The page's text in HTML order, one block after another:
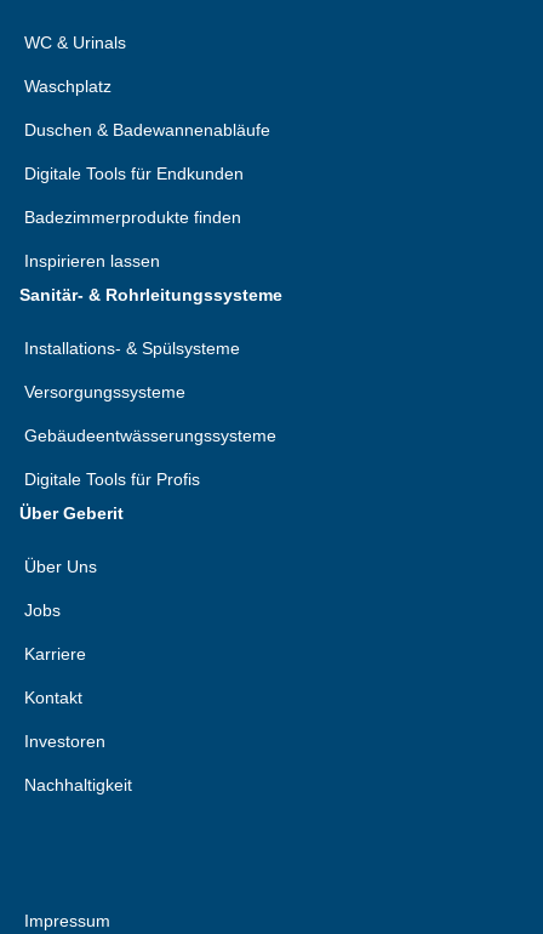
WC & Urinals
Waschplatz
Duschen & Badewannenabläufe
Digitale Tools für Endkunden
Badezimmerprodukte finden
Inspirieren lassen
Sanitär- & Rohrleitungssysteme
Installations- & Spülsysteme
Versorgungssysteme
Gebäudeentwässerungssysteme
Digitale Tools für Profis
Über Geberit
Über Uns
Jobs
Karriere
Kontakt
Investoren
Nachhaltigkeit
Impressum